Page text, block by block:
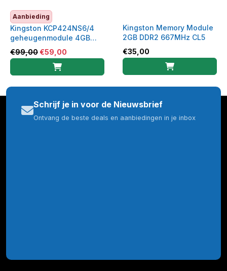
Aanbieding
Kingston KCP424NS6/4
geheugenmodule 4GB
DDR4 RAM 2400 MHz
€99,00€59,00
Kingston Memory Module
2GB DDR2 667MHz CL5
€35,00
Schrijf je in voor de Nieuwsbrief
Ontvang de beste deals en aanbiedingen in je inbox